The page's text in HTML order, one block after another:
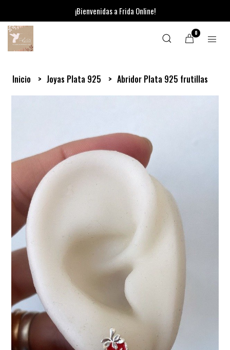
¡Bienvenidas a Frida Online!
0
Inicio Joyas Plata 925 Abridor Plata 925 frutillas